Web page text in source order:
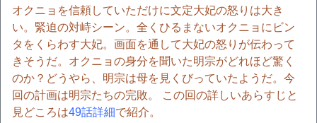
オクニョを信頼していただけに文定大妃の怒りは大き
い。緊迫の対峙シーン。全くひるまないオクニョにビン
タをくらわす大妃。画面を通して大妃の怒りが伝わって
きそうだ。オクニョの身分を聞いた明宗がどれほど驚く
のか？どうやら、明宗は母を見くびっていたようだ。今
回の計画は明宗たちの完敗。 この回の詳しいあらすじと
見どころは49話詳細で紹介。